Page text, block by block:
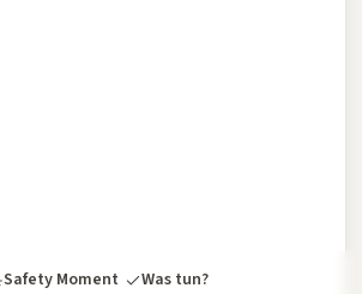
Safety Moment Was tun?